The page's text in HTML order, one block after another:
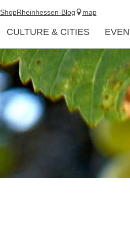
CULTURE & CITIES
ShopRheinhessen-Blog map